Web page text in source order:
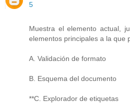
5
Muestra el elemento actual,
elementos principales a la que
A. Validación de formato
B. Esquema del documento
**C. Explorador de etiquetas